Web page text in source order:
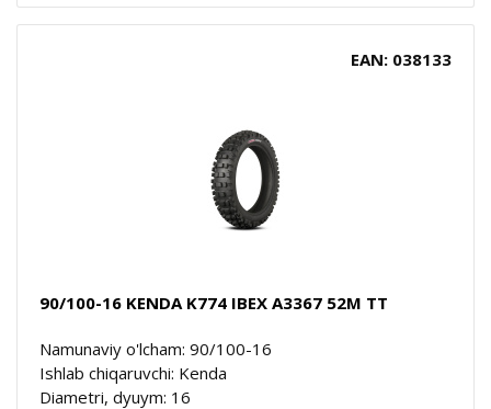
EAN: 038133
90/100-16 KENDA K774 IBEX A3367 52M TT
Namunaviy o'lcham: 90/100-16
Ishlab chiqaruvchi: Kenda
Diametri, dyuym: 16